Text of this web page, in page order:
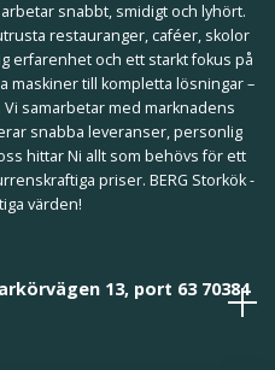
snabbt, smidigt och lyhört.
restauranger, caféer, skolor
erfarenhet och ett starkt fokus på
maskiner till kompletta lösningar –
samarbetar med marknadens
snabba leveranser, personlig
hittar Ni allt som behövs för ett
priser. BERG Storkök -
värden!
13, port 63 70384